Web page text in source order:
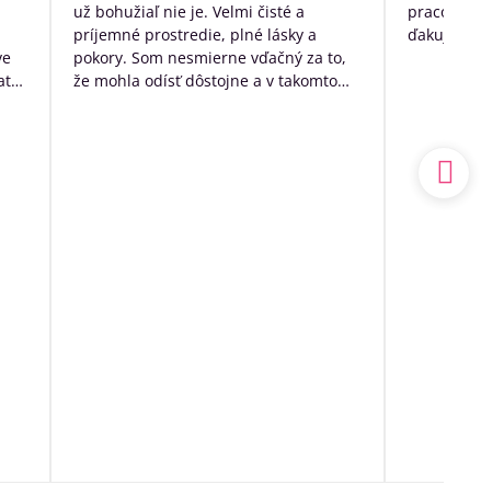
už bohužiaľ nie je. Velmi čisté a
príjemné prostredie, plné lásky a
pokory. Som nesmierne vďačný za to,
že mohla odísť dôstojne a v takomto
ďakujem